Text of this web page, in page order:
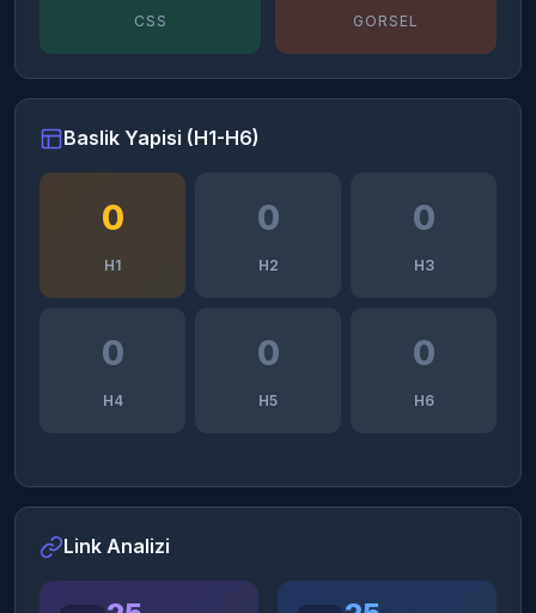
CSS GORSEL
Baslik Yapisi (H1-H6)
0
H1
0
H2
0
H3
0
H4
0
H5
0
H6
Link Analizi